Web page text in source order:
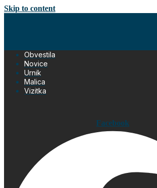
Skip to content
Obvestila
Novice
Urnik
Malica
Vizitka
Facebook